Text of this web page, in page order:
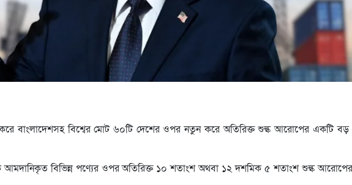
করে বাংলাদেশসহ বিশ্বের মোট ৬০টি দেশের ওপর নতুন করে অতিরিক্ত শুল্ক আরোপের একটি বড়
আমদানিকৃত বিভিন্ন পণ্যের ওপর অতিরিক্ত ১০ শতাংশ অথবা ১২ দশমিক ৫ শতাংশ শুল্ক